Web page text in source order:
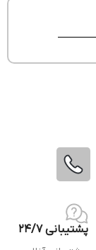
پشتیبانی 24/7